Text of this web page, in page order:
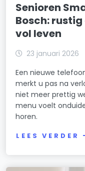
Senioren
Bosch:
vol leven
23 januari 2026
Een nieuwe
merkt u pas na
niet meer prettig
menu voelt
horen.
LEES VERDER